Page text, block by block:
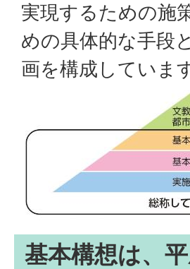
実現するための施
めの具体的な手段
画を構成しています
基本構想は、